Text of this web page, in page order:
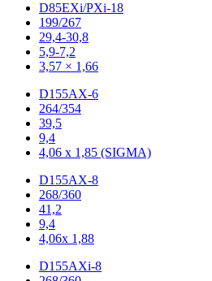
D85EXi/PXi-18
199/267
29,4-30,8
5,9-7,2
3,57 × 1,66
D155AX-6
264/354
39,5
9,4
4,06 x 1,85 (SIGMA)
D155AX-8
268/360
41,2
9,4
4,06x 1,88
D155AXi-8